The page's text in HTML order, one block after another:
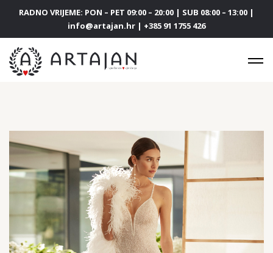
RADNO VRIJEME: PON – PET 09:00 – 20:00 | SUB 08:00 – 13:00 |
info@artajan.hr | +385 91 1755 426